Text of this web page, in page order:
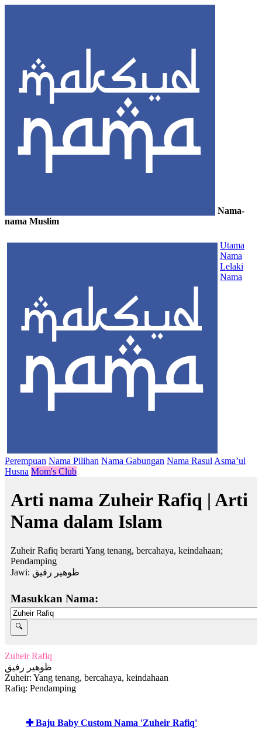
Nama-
nama Muslim
Utama
Nama
Lelaki
Nama
Perempuan Nama Pilihan Nama Gabungan Nama Rasul Asma’ul
Husna Mom's Club
Arti nama Zuheir Rafiq | Arti
Nama dalam Islam
Zuheir Rafiq berarti Yang tenang, bercahaya, keindahaan;
Pendamping
Jawi: ظوهير رفيق
Masukkan Nama:
Zuheir Rafiq
ظوهير رفيق
Zuheir: Yang tenang, bercahaya, keindahaan
Rafiq: Pendamping
✚ Baju Baby Custom Nama 'Zuheir Rafiq'